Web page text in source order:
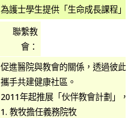
為護士學生提供「生命成長課程」
聯繫教
會：
促進醫院與教會的關係，透過彼此
攜手共建健康社區。
2011年起推展「伙伴教會計劃」，
1. 教牧擔任義務院牧